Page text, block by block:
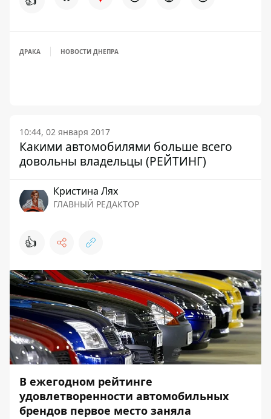
ДРАКА НОВОСТИ ДНЕПРА
10:44, 02 января 2017
Какими автомобилями больше всего
довольны владельцы (РЕЙТИНГ)
Кристина Лях
ГЛАВНЫЙ РЕДАКТОР
👍
В ежегодном рейтинге
удовлетворенности автомобильных
брендов первое место заняла